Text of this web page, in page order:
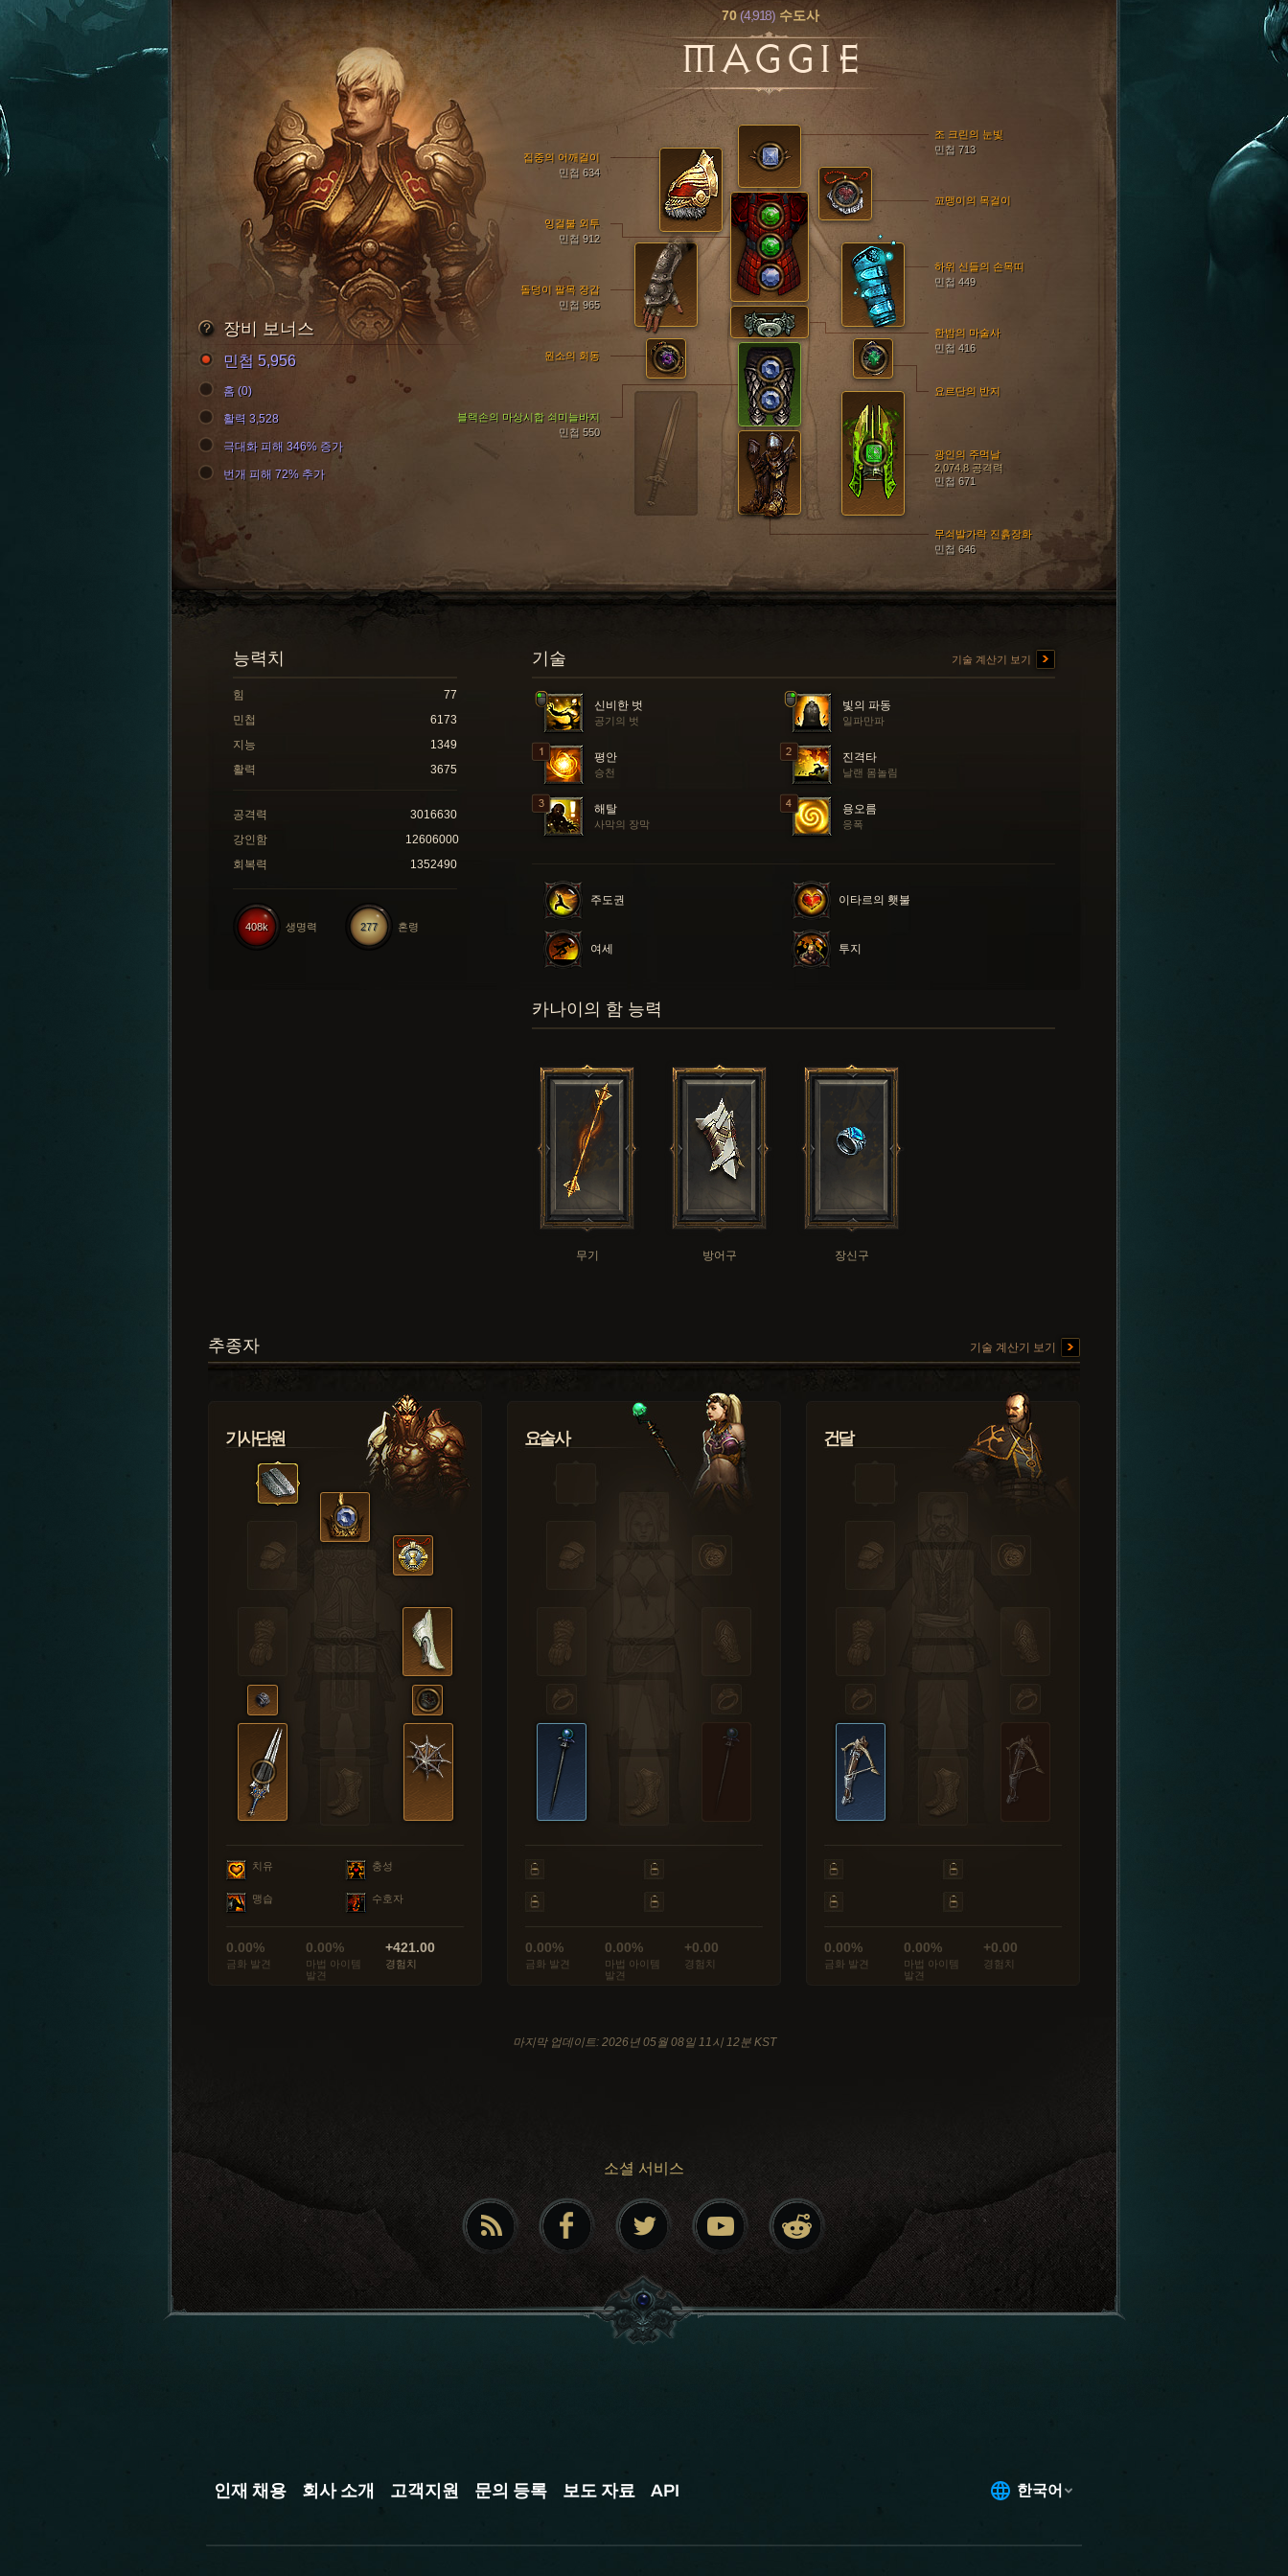
70 (4,918)수도사
MAGGIE
조 크린의 눈빛
민첩 713
잉걸불 외투
민첩 912
무쇠발가락 진흙장화
민첩 646
돌덩이 팔목 장갑
민첩 965
집중의 어깨걸이
민첩 634
블랙손의 마상시합 쇠미늘바지
민첩 550
하위 신들의 손목띠
민첩 449
광인의 주먹날
2,074.8 공격력
민첩 671
한밤의 마술사
민첩 416
요르단의 반지
원소의 회동
꼬맹이의 목걸이
장비 보너스
민첩 5,956
홈 (0)
활력 3,528
극대화 피해 346% 증가
번개 피해 72% 추가
기술 기술 계산기 보기
신비한 벗
공기의 벗
빛의 파동
일파만파
평안
승천
진격타
날랜 몸놀림
해탈
사막의 장막
용오름
응폭
주도권 이타르의 횃불
여세 투지
능력치
힘
77
민첩
6173
지능
1349
활력
3675
공격력
3016630
강인함
12606000
회복력
1352490
277 혼령
408k 생명력
카나이의 함 능력
무기 방어구 장신구
추종자 기술 계산기 보기
기사단원
치유 충성
맹습 수호자
0.00%
금화 발견
0.00%
마법 아이템
발견
+421.00
경험치
요술사
0.00%
금화 발견
0.00%
마법 아이템
발견
+0.00
경험치
건달
0.00%
금화 발견
0.00%
마법 아이템
발견
+0.00
경험치
마지막 업데이트: 2026년 05월 08일 11시 12분 KST
소셜 서비스